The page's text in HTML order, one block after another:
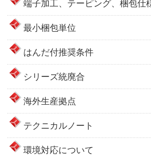
端子加工、テーピング、梱包仕
最小梱包単位
はんだ付推奨条件
シリーズ統廃合
海外生産拠点
テクニカルノート
環境対応について